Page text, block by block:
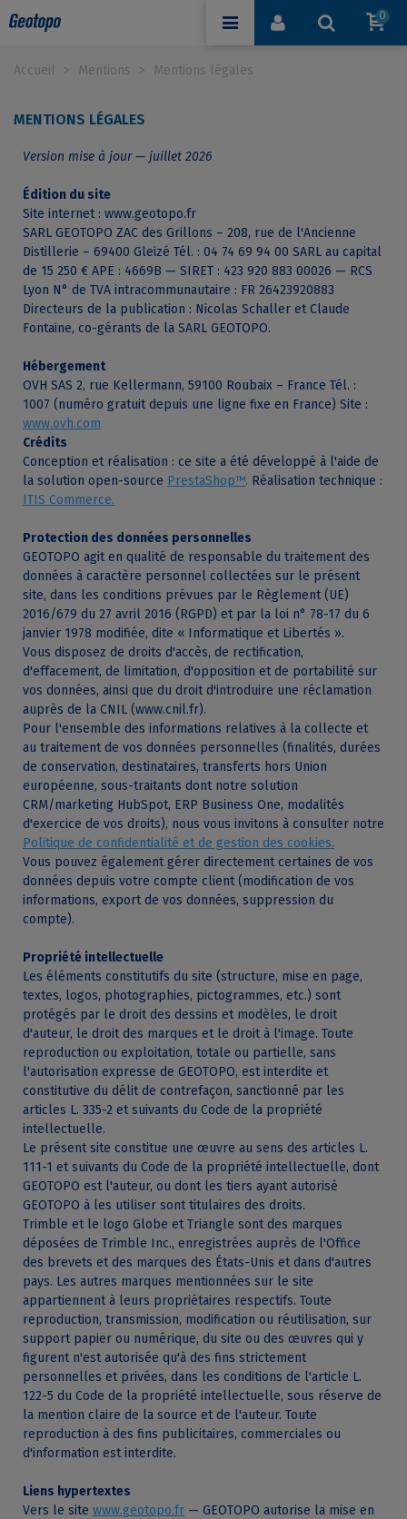
0
Accueil > Mentions > Mentions légales
MENTIONS LÉGALES
Version mise à jour — juillet 2026
Édition du site
Site internet : www.geotopo.fr
SARL GEOTOPO ZAC des Grillons – 208, rue de l'Ancienne
Distillerie – 69400 Gleizé Tél. : 04 74 69 94 00 SARL au capital
de 15 250 € APE : 4669B — SIRET : 423 920 883 00026 — RCS
Lyon N° de TVA intracommunautaire : FR 26423920883
Directeurs de la publication : Nicolas Schaller et Claude
Fontaine, co-gérants de la SARL GEOTOPO.
Hébergement
OVH SAS 2, rue Kellermann, 59100 Roubaix – France Tél. :
1007 (numéro gratuit depuis une ligne fixe en France) Site :
www.ovh.com
Crédits
Conception et réalisation : ce site a été développé à l'aide de
la solution open-source PrestaShop™. Réalisation technique :
ITIS Commerce.
Protection des données personnelles
GEOTOPO agit en qualité de responsable du traitement des
données à caractère personnel collectées sur le présent
site, dans les conditions prévues par le Règlement (UE)
2016/679 du 27 avril 2016 (RGPD) et par la loi n° 78-17 du 6
janvier 1978 modifiée, dite « Informatique et Libertés ».
Vous disposez de droits d'accès, de rectification,
d'effacement, de limitation, d'opposition et de portabilité sur
vos données, ainsi que du droit d'introduire une réclamation
auprès de la CNIL (www.cnil.fr).
Pour l'ensemble des informations relatives à la collecte et
au traitement de vos données personnelles (finalités, durées
de conservation, destinataires, transferts hors Union
européenne, sous-traitants dont notre solution
CRM/marketing HubSpot, ERP Business One, modalités
d'exercice de vos droits), nous vous invitons à consulter notre
Politique de confidentialité et de gestion des cookies.
Vous pouvez également gérer directement certaines de vos
données depuis votre compte client (modification de vos
informations, export de vos données, suppression du
compte).
Propriété intellectuelle
Les éléments constitutifs du site (structure, mise en page,
textes, logos, photographies, pictogrammes, etc.) sont
protégés par le droit des dessins et modèles, le droit
d'auteur, le droit des marques et le droit à l'image. Toute
reproduction ou exploitation, totale ou partielle, sans
l'autorisation expresse de GEOTOPO, est interdite et
constitutive du délit de contrefaçon, sanctionné par les
articles L. 335-2 et suivants du Code de la propriété
intellectuelle.
Le présent site constitue une œuvre au sens des articles L.
111-1 et suivants du Code de la propriété intellectuelle, dont
GEOTOPO est l'auteur, ou dont les tiers ayant autorisé
GEOTOPO à les utiliser sont titulaires des droits.
Trimble et le logo Globe et Triangle sont des marques
déposées de Trimble Inc., enregistrées auprès de l'Office
des brevets et des marques des États-Unis et dans d'autres
pays. Les autres marques mentionnées sur le site
appartiennent à leurs propriétaires respectifs. Toute
reproduction, transmission, modification ou réutilisation, sur
support papier ou numérique, du site ou des œuvres qui y
figurent n'est autorisée qu'à des fins strictement
personnelles et privées, dans les conditions de l'article L.
122-5 du Code de la propriété intellectuelle, sous réserve de
la mention claire de la source et de l'auteur. Toute
reproduction à des fins publicitaires, commerciales ou
d'information est interdite.
Liens hypertextes
Vers le site www.geotopo.fr — GEOTOPO autorise la mise en